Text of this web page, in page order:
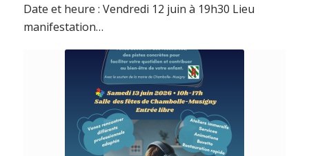
Date et heure : Vendredi 12 juin à 19h30 Lieu
manifestation…